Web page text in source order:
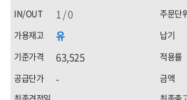
유
63,525
-
1 / 0